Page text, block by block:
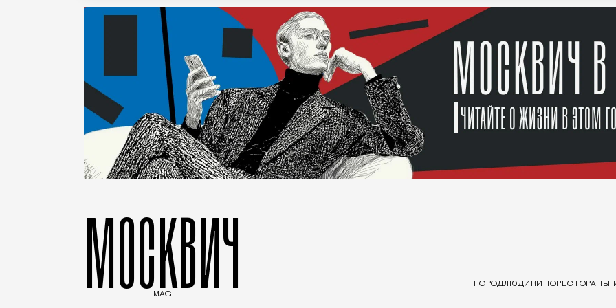
МОСКВИЧ
MAG
ГОРОДЛЮДИ КИНОРЕСТОРАНЫ